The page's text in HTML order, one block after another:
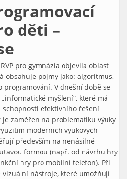
děti –
pro gymnázia objevila oblast
obsahuje pojmy jako: algoritmus,
programování. V dnešní době se
myšlení“, které má
efektivního řešení
zaměřen na problematiku výuky
moderních výukových
především na nenásilné
formou (např. od návrhu hry
hry pro mobilní telefon). Při
vizuální nástroje, které umožňují